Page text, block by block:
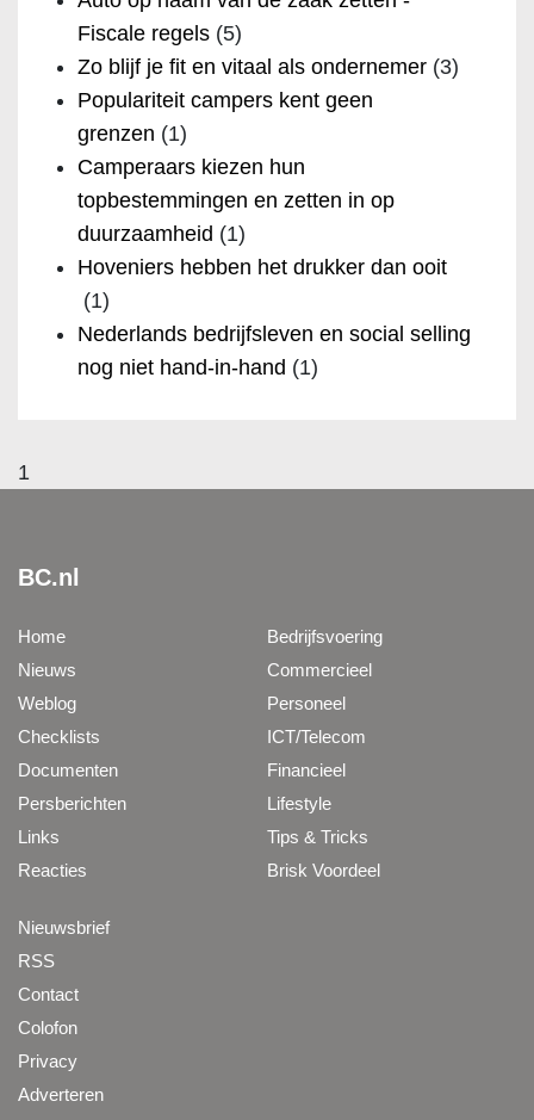
Fiscale regels (5)
Zo blijf je fit en vitaal als ondernemer (3)
Populariteit campers kent geen
grenzen (1)
Camperaars kiezen hun
topbestemmingen en zetten in op
duurzaamheid (1)
Hoveniers hebben het drukker dan ooit
(1)
Nederlands bedrijfsleven en social selling
nog niet hand-in-hand (1)
1
BC.nl
Home
Nieuws
Weblog
Checklists
Documenten
Persberichten
Links
Reacties
Bedrijfsvoering
Commercieel
Personeel
ICT/Telecom
Financieel
Lifestyle
Tips & Tricks
Brisk Voordeel
Nieuwsbrief
RSS
Contact
Colofon
Privacy
Adverteren